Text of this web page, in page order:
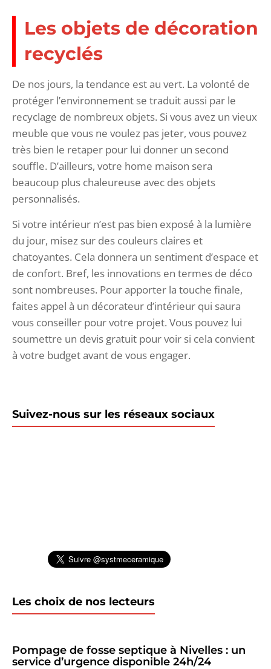
Les objets de décoration
recyclés
De nos jours, la tendance est au vert. La volonté de
protéger l’environnement se traduit aussi par le
recyclage de nombreux objets. Si vous avez un vieux
meuble que vous ne voulez pas jeter, vous pouvez
très bien le retaper pour lui donner un second
souffle. D’ailleurs, votre home maison sera
beaucoup plus chaleureuse avec des objets
personnalisés.
Si votre intérieur n’est pas bien exposé à la lumière
du jour, misez sur des couleurs claires et
chatoyantes. Cela donnera un sentiment d’espace et
de confort. Bref, les innovations en termes de déco
sont nombreuses. Pour apporter la touche finale,
faites appel à un décorateur d’intérieur qui saura
vous conseiller pour votre projet. Vous pouvez lui
soumettre un devis gratuit pour voir si cela convient
à votre budget avant de vous engager.
Suivez-nous sur les réseaux sociaux
Les choix de nos lecteurs
Pompage de fosse septique à Nivelles : un
service d’urgence disponible 24h/24